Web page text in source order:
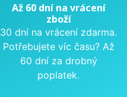
Až 60 dní na vrácení
zboží
30 dní na vrácení zdarma.
Potřebujete víc času? Až
60 dní za drobný
poplatek.